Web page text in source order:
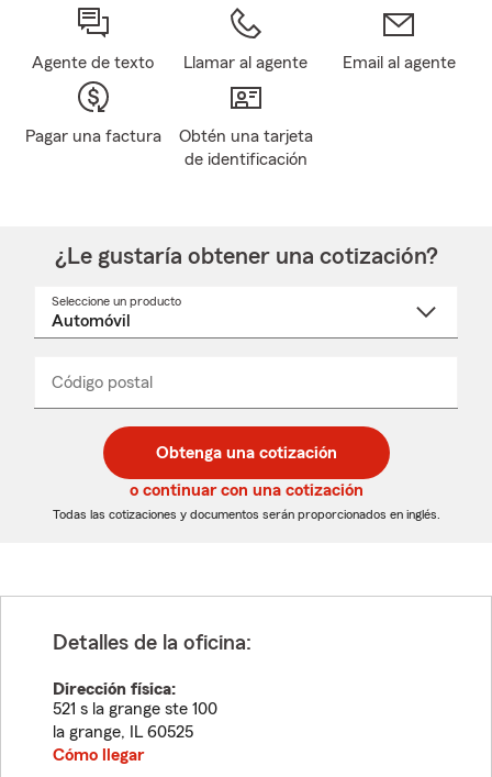
Agente de texto Llamar al agente Email al agente
Pagar una factura
Obtén una tarjeta
de identificación
¿Le gustaría obtener una cotización?
Seleccione un producto
desplegable
Código postal
de
5
dígitos
de
5
dígitos
_____
Obtenga una cotización
o continuar con una cotización
Todas las cotizaciones y documentos serán proporcionados en inglés.
Detalles de la oficina:
Dirección física:
521 s la grange ste 100
la grange, IL 60525
Cómo llegar